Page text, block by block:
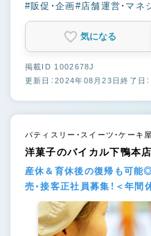
#販促・企画#店舗運営・マネ
気になる
掲載ID 1002678J
更新日：2024年08月23日終了日
パティスリー・スイーツ・ケーキ屋
洋菓子のバイカル下鴨本店
産休＆育休後の復帰も可能
売・接客正社員募集！＜年間